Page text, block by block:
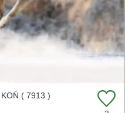
( 7913 )